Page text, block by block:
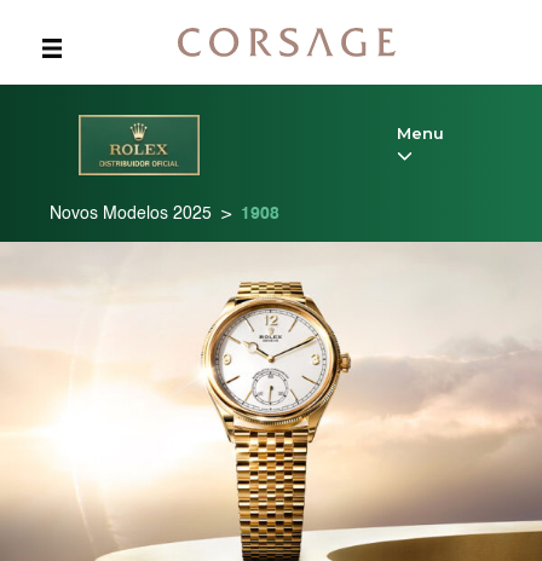
content
Menu
Novos Modelos 2025 > 1908